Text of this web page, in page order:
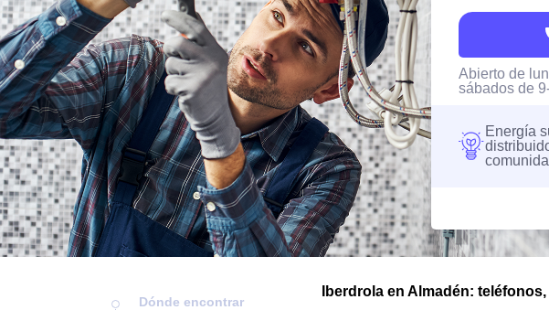
Abierto de
sábados de
Energía
Dónde encontrar
Iberdrola en Almadén: